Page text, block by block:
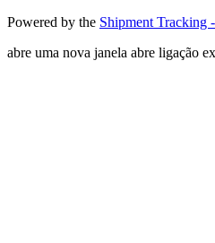
Powered by the Shipment Tracking
abre uma nova janela abre ligação